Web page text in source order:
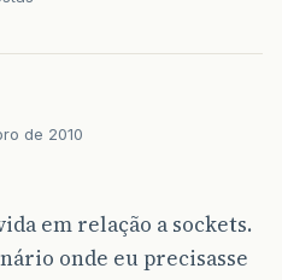
de 2010
em relação a sockets.
onde eu precisasse